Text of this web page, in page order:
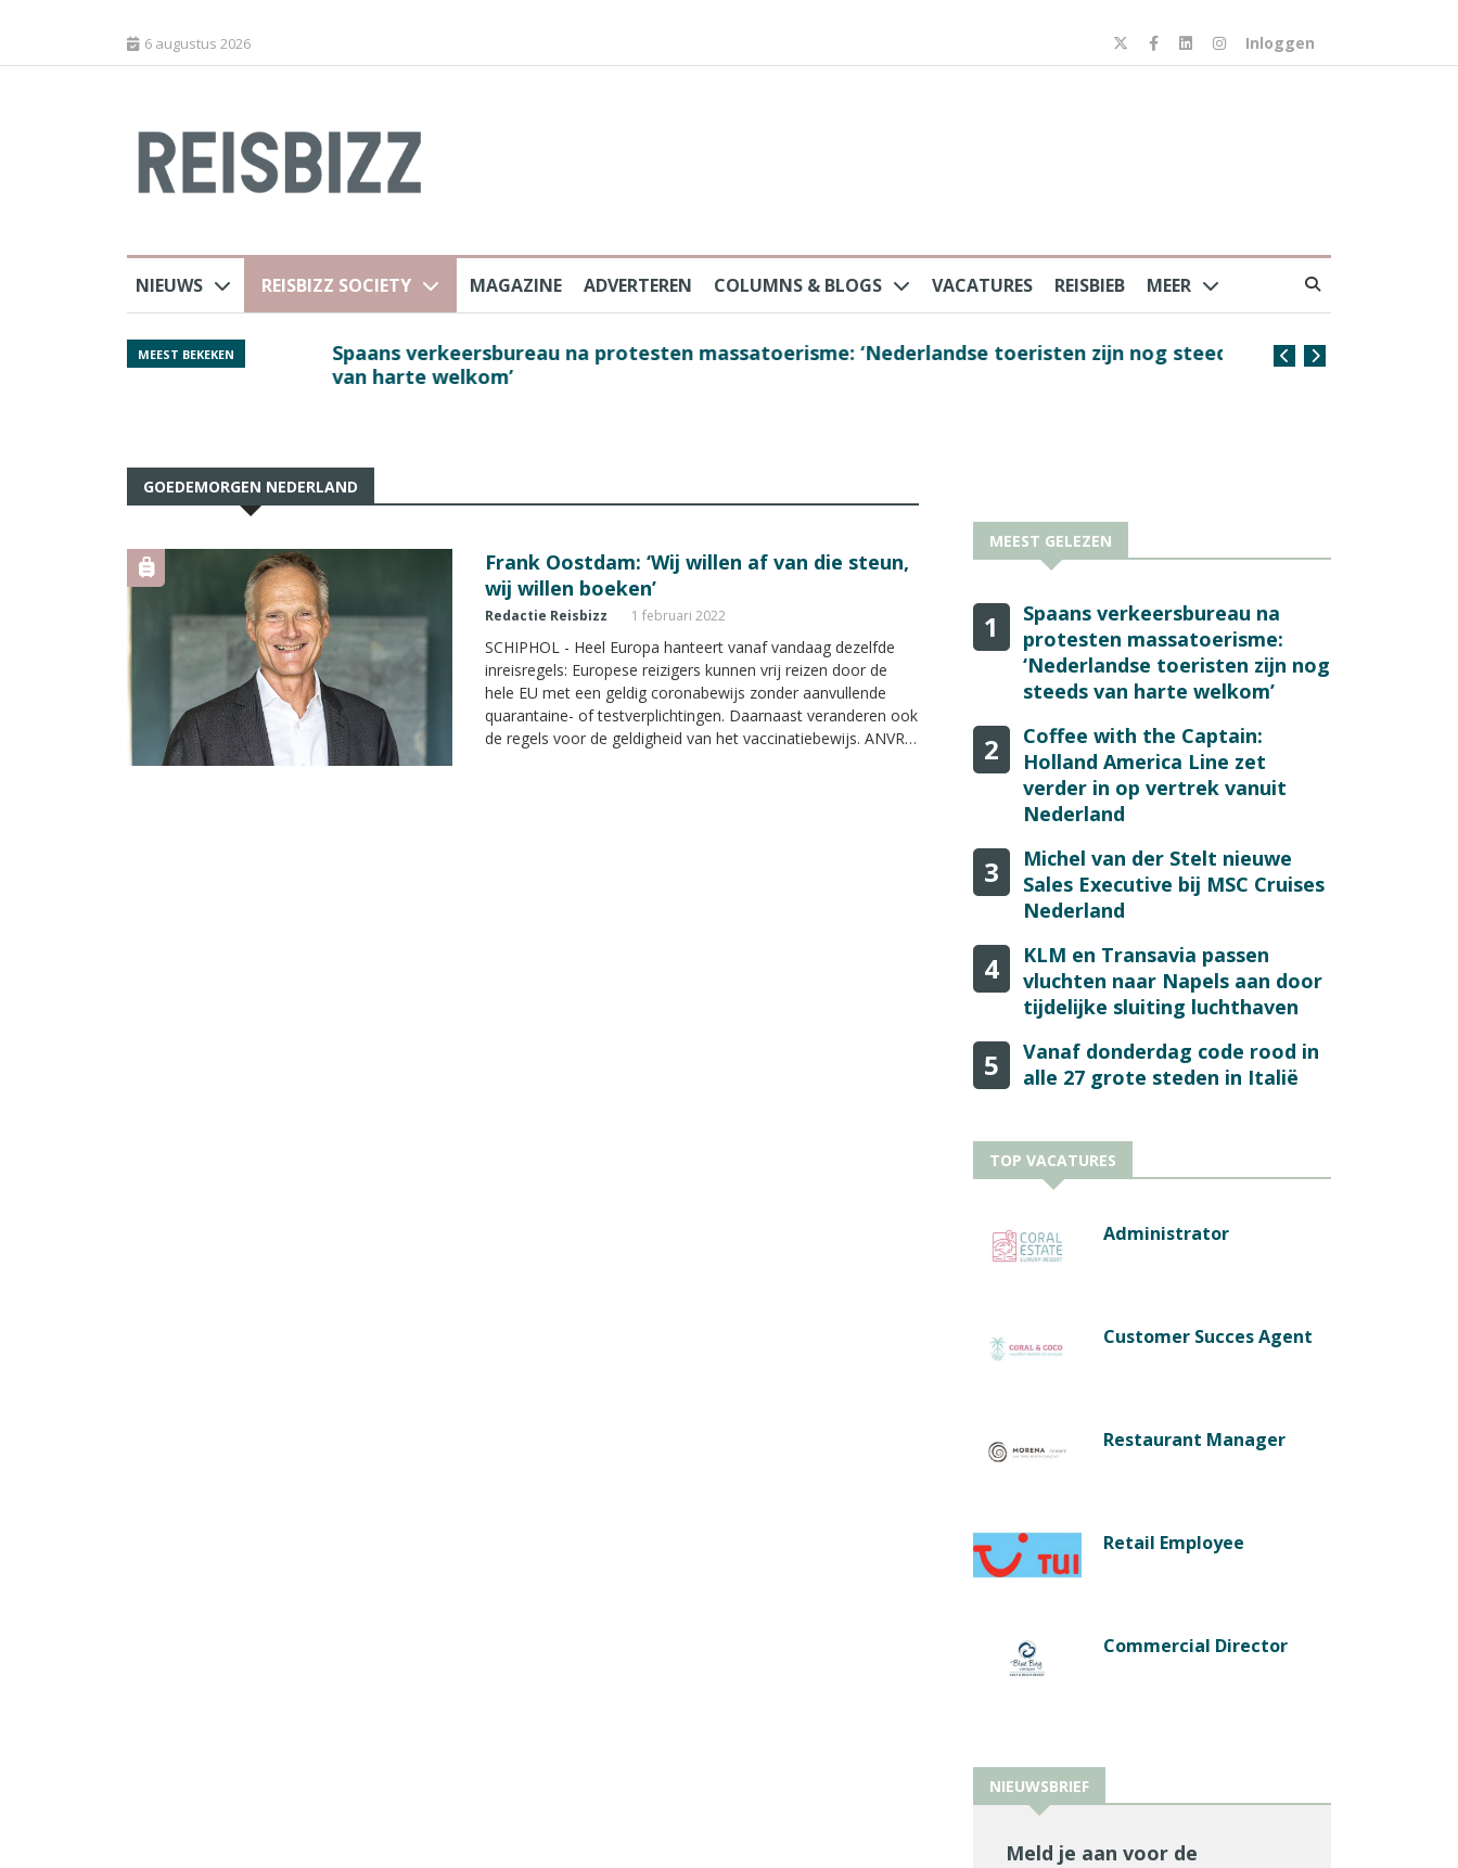
6 augustus 2026 Inloggen
NIEUWS REISBIZZ SOCIETY MAGAZINE ADVERTEREN COLUMNS & BLOGS VACATURES REISBIEB MEER
MEEST BEKEKEN
luchthaven
Spaans verkeersbureau na protesten massatoerisme: ‘Nederlandse toeristen zijn nog steeds
van harte welkom’
Coffee with the
GOEDEMORGEN NEDERLAND
Frank Oostdam: ‘Wij willen af van die steun,
wij willen boeken’
Redactie Reisbizz 1 februari 2022
SCHIPHOL - Heel Europa hanteert vanaf vandaag dezelfde
inreisregels: Europese reizigers kunnen vrij reizen door de
hele EU met een geldig coronabewijs zonder aanvullende
quarantaine- of testverplichtingen. Daarnaast veranderen ook
de regels voor de geldigheid van het vaccinatiebewijs. ANVR-
MEEST GELEZEN
1
Spaans verkeersbureau na
protesten massatoerisme:
‘Nederlandse toeristen zijn nog
steeds van harte welkom’
2
Coffee with the Captain:
Holland America Line zet
verder in op vertrek vanuit
Nederland
3
Michel van der Stelt nieuwe
Sales Executive bij MSC Cruises
Nederland
4
KLM en Transavia passen
vluchten naar Napels aan door
tijdelijke sluiting luchthaven
5
Vanaf donderdag code rood in
alle 27 grote steden in Italië
TOP VACATURES
Administrator
Customer Succes Agent
Restaurant Manager
Retail Employee
Commercial Director
NIEUWSBRIEF
Meld je aan voor de